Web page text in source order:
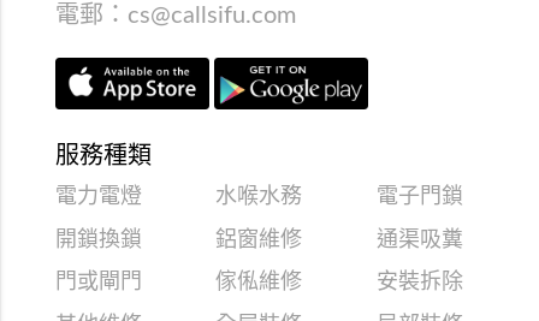
電郵： cs@callsifu.com
服務種類
電力電燈 水喉水務
電子門鎖
開鎖換鎖
鋁窗維修
通渠吸糞
門或閘門
傢俬維修
安裝拆除